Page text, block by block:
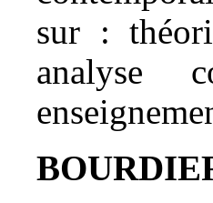
sur :
analyse